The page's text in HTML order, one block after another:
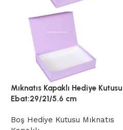
Mıknatıs Kapaklı Hediye Kutusu
Ebat:29/21/5.6 cm
Boş Hediye Kutusu Mıknatıs